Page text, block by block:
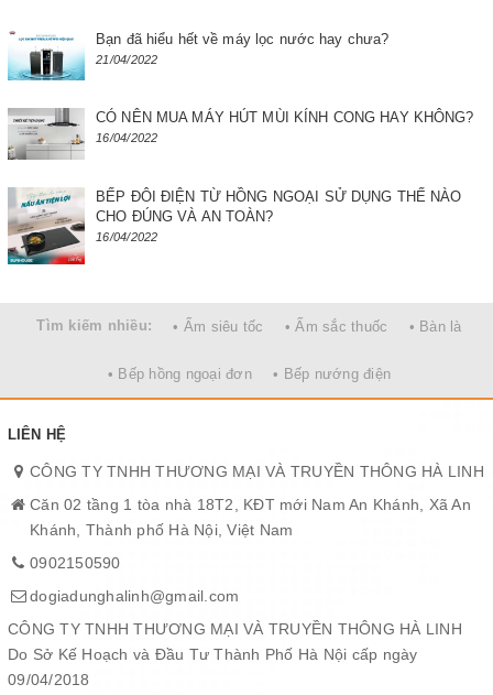
Bạn đã hiểu hết về máy lọc nước hay chưa?
21/04/2022
CÓ NÊN MUA MÁY HÚT MÙI KÍNH CONG HAY KHÔNG?
16/04/2022
BẾP ĐÔI ĐIỆN TỪ HỒNG NGOẠI SỬ DỤNG THẾ NÀO
CHO ĐÚNG VÀ AN TOÀN?
16/04/2022
Tìm kiếm nhiều: • Ấm siêu tốc • Ấm sắc thuốc • Bàn là
• Bếp hồng ngoại đơn • Bếp nướng điện
LIÊN HỆ
CÔNG TY TNHH THƯƠNG MẠI VÀ TRUYỀN THÔNG HÀ LINH
Căn 02 tầng 1 tòa nhà 18T2, KĐT mới Nam An Khánh, Xã An
Khánh, Thành phố Hà Nội, Việt Nam
0902150590
dogiadunghalinh@gmail.com
CÔNG TY TNHH THƯƠNG MẠI VÀ TRUYỀN THÔNG HÀ LINH
Do Sở Kế Hoạch và Đầu Tư Thành Phố Hà Nội cấp ngày
09/04/2018